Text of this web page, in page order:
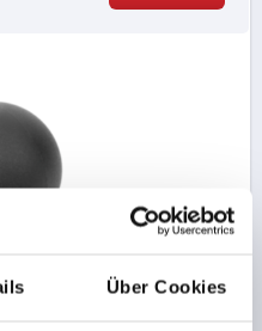
Über Cookies
D1=32, FORM:M
SCHWARZ